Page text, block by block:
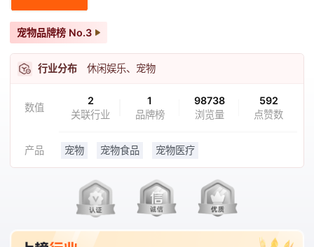
宠物品牌榜 No.3
行业分布 休闲娱乐、宠物
数值
2
关联行业
1
品牌榜
98738
浏览量
592
点赞数
产品 宠物 宠物食品 宠物医疗